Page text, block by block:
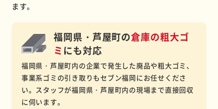
ます。
福岡県・芦屋町の倉庫の粗大ゴ
ミ にも対応
福岡県・芦屋町内の企業で発生した廃品や粗大ゴミ、
事業系ゴミの引き取りもセブン福岡にお任せくださ
い。スタッフが福岡県・芦屋町内の現場まで直接回収
に伺います。